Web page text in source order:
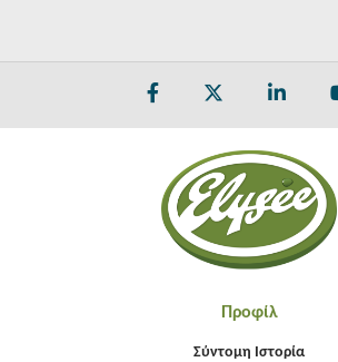
Προφίλ
Σύντομη Ιστορία